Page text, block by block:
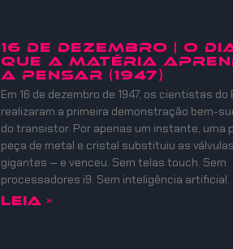
16 DE DEZEMBRO | O
QUE A MATÉRIA
A PENSAR (1947)
Em 16 de dezembro de 1947, os cientistas do
realizaram a primeira demonstração bem-
do transistor. Por apenas um instante, uma
peça de metal e cristal substituiu as válvulas
gigantes — e venceu. Sem telas touch. Sem
processadores i9. Sem inteligência artificial.
Leia »